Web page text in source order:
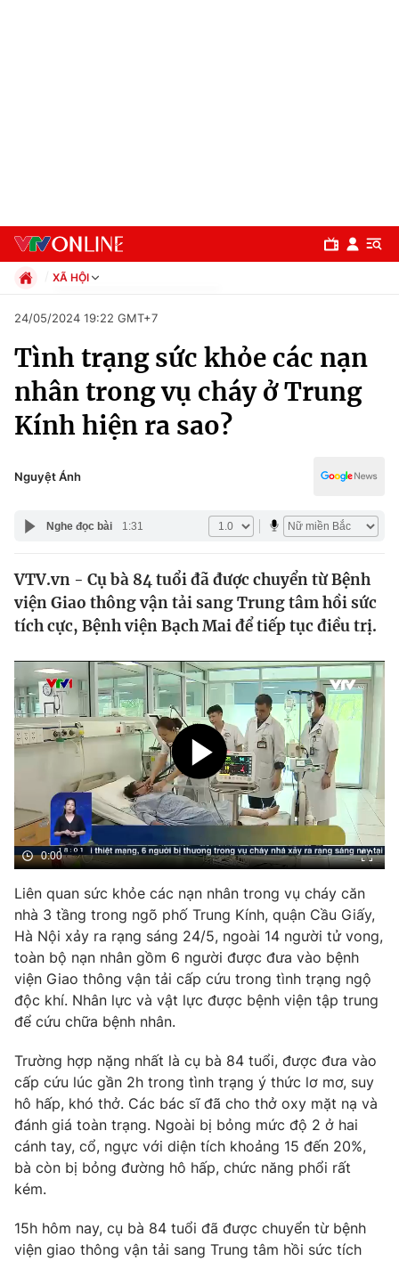
Chuyên mục
Chính trị
Thế giới
Thế giới đó đây
Câu chuyện quốc tế
Kinh tế
Tài chính
Thị trường
Góc doanh nghiệp
Dữ liệu và đời sống
Truyền hình
Phim VTV
Hậu trường
Nhân vật
Khán giả
Giải sao mai
Giải trí
Điện ảnh
Âm nhạc
Sao
Đời sống
Du lịch
Làm đẹp
Chất lượng cuộc sống
Giáo dục
Tuyển sinh
Học trực tuyến
Công nghệ
Hitech Công nghệ tương lai
Thị trường
Tư vấn
Giao lưu trực tuyến
Lịch phát sóng
Chuyên mục khác
Emagazine Podcast
Photo Infographic
XÃ HỘI
Xã hội
Pháp luật
Thể thao
Truyền hình
Văn hóa - Giải trí
Y tế
Giáo dục
24/05/2024 19:22 GMT+7
Tình trạng sức khỏe các nạn
nhân trong vụ cháy ở Trung
Kính hiện ra sao?
Nguyệt Ánh
Nghe đọc bài 1:31
VTV.vn - Cụ bà 84 tuổi đã được chuyển từ Bệnh
viện Giao thông vận tải sang Trung tâm hồi sức
tích cực, Bệnh viện Bạch Mai để tiếp tục điều trị.
0:00
Liên quan sức khỏe các nạn nhân trong vụ cháy căn
nhà 3 tầng trong ngõ phố Trung Kính, quận Cầu Giấy,
Hà Nội xảy ra rạng sáng 24/5, ngoài 14 người tử vong,
toàn bộ nạn nhân gồm 6 người được đưa vào bệnh
viện Giao thông vận tải cấp cứu trong tình trạng ngộ
độc khí. Nhân lực và vật lực được bệnh viện tập trung
để cứu chữa bệnh nhân.
Trường hợp nặng nhất là cụ bà 84 tuổi, được đưa vào
cấp cứu lúc gần 2h trong tình trạng ý thức lơ mơ, suy
hô hấp, khó thở. Các bác sĩ đã cho thở oxy mặt nạ và
đánh giá toàn trạng. Ngoài bị bỏng mức độ 2 ở hai
cánh tay, cổ, ngực với diện tích khoảng 15 đến 20%,
bà còn bị bỏng đường hô hấp, chức năng phổi rất
kém.
15h hôm nay, cụ bà 84 tuổi đã được chuyển từ bệnh
viện giao thông vận tải sang Trung tâm hồi sức tích